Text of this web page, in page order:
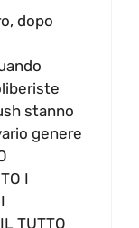
dopo
stanno
genere
I
TUTTO